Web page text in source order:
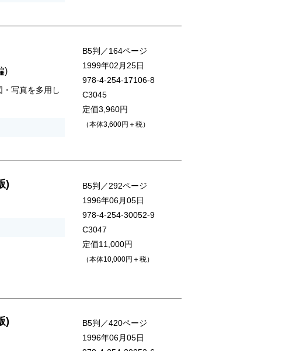
)
写真を多用し
B5判／164ページ
1999年02月25日
978-4-254-17106-8
C3045
定価3,960円
（本体3,600円＋税）
)
B5判／292ページ
1996年06月05日
978-4-254-30052-9
C3047
定価11,000円
（本体10,000円＋税）
)
B5判／420ページ
1996年06月05日